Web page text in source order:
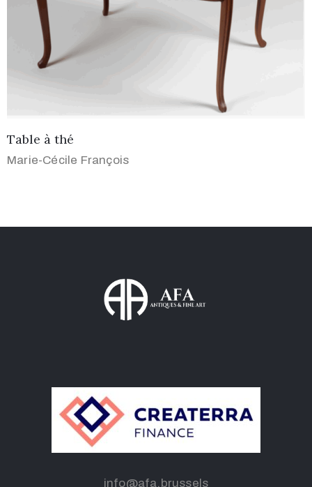
Table à thé
Marie-Cécile François
info@afa.brussels